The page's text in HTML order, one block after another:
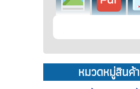
หมวดหมู่สินค้า